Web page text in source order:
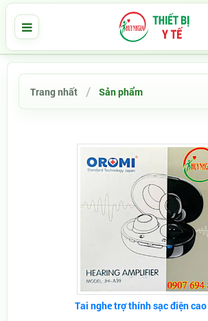
Trang nhất Sản phẩm
Tai nghe trợ thính sạc điện